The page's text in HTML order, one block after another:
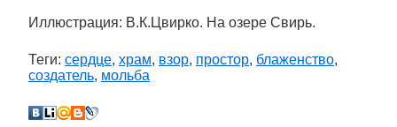
Иллюстрация: В.К.Цвирко. На озере Свирь.
Теги: сердце, храм, взор, простор, блаженство,
создатель, мольба